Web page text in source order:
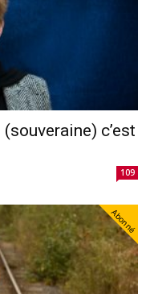
c’est
109
Abonné